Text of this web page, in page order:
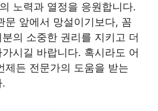
노력과 열정을 응원합니다.
문 앞에서 망설이기보다, 꼼
의 소중한 권리를 지키고 더
시길 바랍니다. 혹시라도 어
제든 전문가의 도움을 받는
.